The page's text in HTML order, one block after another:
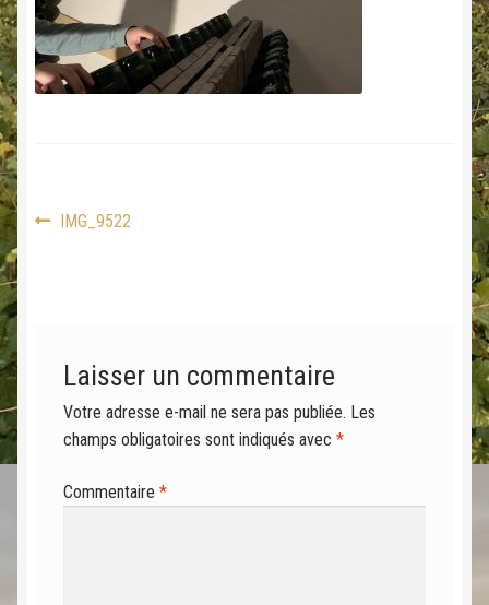
Navigation
Article
IMG_9522
Laisser un commentaire
Votre adresse e-mail ne sera pas publiée. Les
champs obligatoires sont indiqués avec *
Commentaire *